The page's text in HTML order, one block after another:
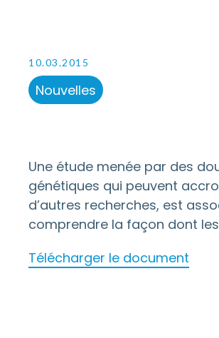
10.03.2015
Nouvelles
Une étude menée par des
génétiques qui peuvent
d’autres recherches, est
comprendre la façon dont
Télécharger le document